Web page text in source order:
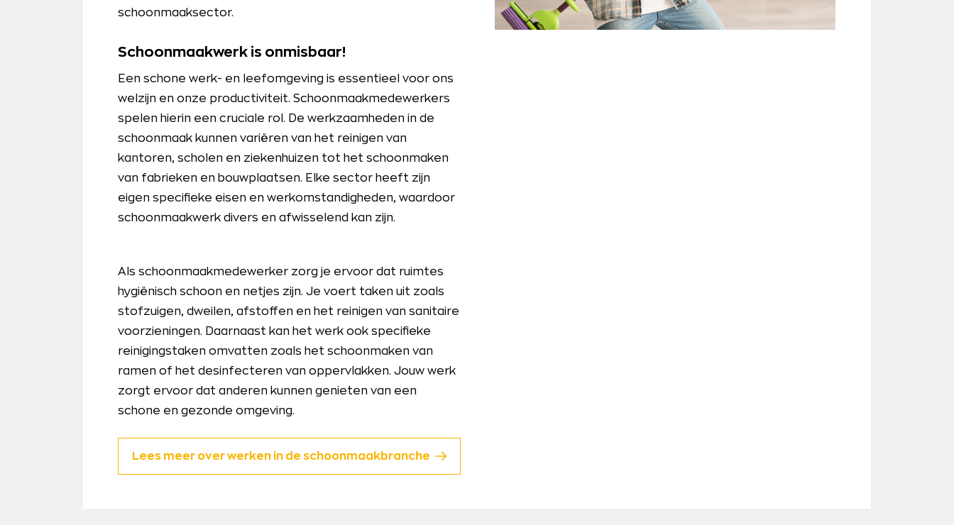
schoonmaaksector.
Schoonmaakwerk is onmisbaar!
Een schone werk- en leefomgeving is essentieel voor ons
welzijn en onze productiviteit. Schoonmaakmedewerkers
spelen hierin een cruciale rol. De werkzaamheden in de
schoonmaak kunnen variëren van het reinigen van
kantoren, scholen en ziekenhuizen tot het schoonmaken
van fabrieken en bouwplaatsen. Elke sector heeft zijn
eigen specifieke eisen en werkomstandigheden, waardoor
schoonmaakwerk divers en afwisselend kan zijn.
Als schoonmaakmedewerker zorg je ervoor dat ruimtes
hygiënisch schoon en netjes zijn. Je voert taken uit zoals
stofzuigen, dweilen, afstoffen en het reinigen van sanitaire
voorzieningen. Daarnaast kan het werk ook specifieke
reinigingstaken omvatten zoals het schoonmaken van
ramen of het desinfecteren van oppervlakken. Jouw werk
zorgt ervoor dat anderen kunnen genieten van een
schone en gezonde omgeving.
Lees meer over werken in de schoonmaakbranche